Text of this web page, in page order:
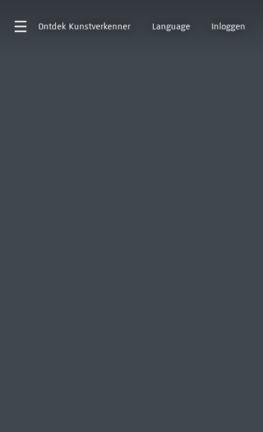
Ontdek Kunstverkenner Language Inloggen